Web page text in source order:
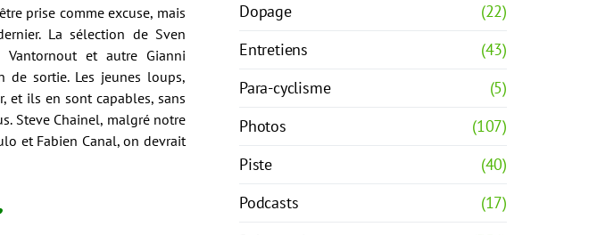
prise comme excuse, mais
La sélection de Sven
Vantornout et autre Gianni
de sortie. Les jeunes loups,
et ils en sont capables, sans
Steve Chainel, malgré notre
et Fabien Canal, on devrait
Dopage
(22)
Entretiens
(43)
Para-cyclisme
(5)
Photos
(107)
Piste
(40)
Podcasts
(17)